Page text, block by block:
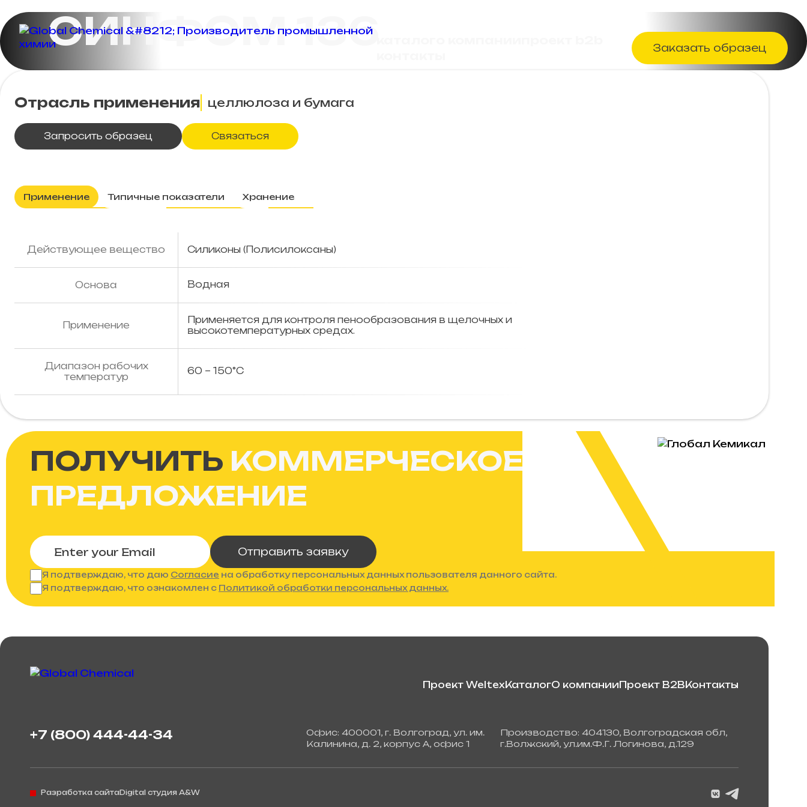
Заказать образец
СИНФОМ 136
Отрасль применения целлюлоза и бумага
Запросить образец Связаться
Применение Типичные показатели Хранение
Действующее вещество Силиконы (Полисилоксаны)
Основа Водная
Применение
Применяется для контроля пенообразования в щелочных и
высокотемпературных средах.
Диапазон рабочих
температур
60 – 150°С
ПОЛУЧИТЬ КОММЕРЧЕСКОЕ
ПРЕДЛОЖЕНИЕ
Отправить заявку
Я подтверждаю, что даю Согласие на обработку персональных данных пользователя данного сайта.
Я подтверждаю, что ознакомлен с Политикой обработки персональных данных.
Проект WeltexКаталогО компанииПроект B2BКонтакты
+7 (800) 444-44-34
Офис: 400001, г. Волгоград, ул. им.
Калинина, д. 2, корпус А, офис 1
Производство: 404130, Волгоградская обл,
г.Волжский, ул.им.Ф.Г. Логинова, д.129
Разработка сайтаDigital студия A&W